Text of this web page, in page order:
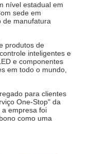
nível estadual em
sede em
de manufatura
produtos de
inteligentes e
e componentes
em todo o mundo,
para clientes
One-Stop" da
empresa foi
como uma